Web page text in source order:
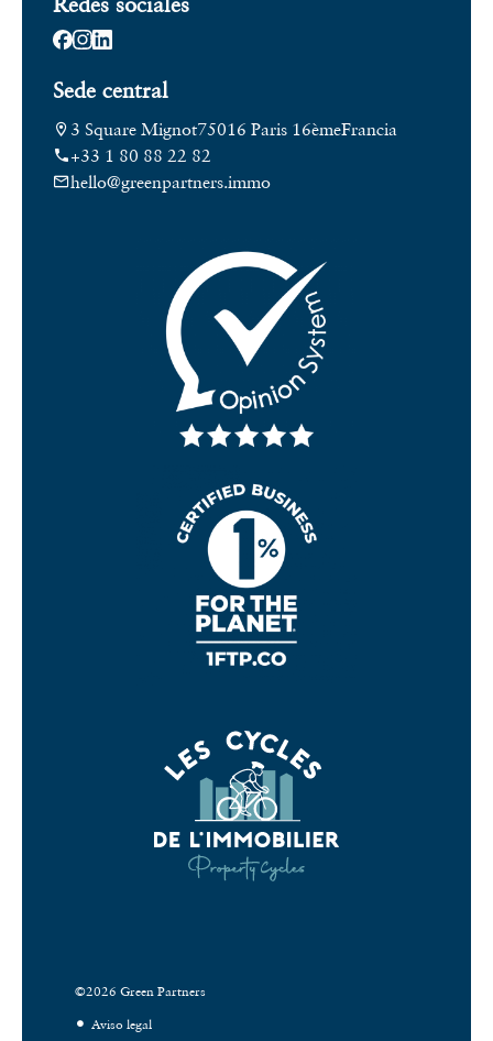
Sede central
3 Square Mignot75016 Paris 16èmeFrancia
+33 1 80 88 22 82
hello@greenpartners.immo
©2026 Green Partners
Aviso legal